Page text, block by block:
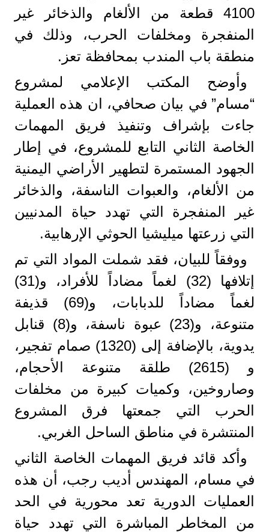
4100 قطعة من الألغام والذخائر غير
المنفجرة ومخلفات الحرب، وذلك في
منطقة باب المندب بمحافظة تعز.
وأوضح المكتب الإعلامي لمشروع
“مسام” في بيان صحافي، ان هذه العملية
جاءت بإشراف وتنفيذ فريق المهمات
الخاصة الثاني التابع للمشروع، في إطار
الجهود المستمرة لتطهير الأراضي اليمنية
من الألغام، والعبوات الناسفة، والذخائر
غير المنفجرة التي تهدد حياة المدنيين
التي زرعتها ميليشيا الحوثي الإرهابية.
ووفقاً للبيان، فقد شملت المواد التي تم
إتلافها (32) لغماً مضاداً للأفراد، و(31)
لغماً مضاداً للدبابات، و(69) قذيفة
متنوعة، و(23) عبوة ناسفة، و(8) قنابل
يدوية، بالإضافة إلى (1320) صمام تفجير،
و (2615) طلقة متنوعة الأحجام،
وصاروخين، وكميات كبيرة من مخلفات
الحرب التي جمعتها فرق المشروع
المنتشرة في مناطق الساحل الغربي.
وأكد قائد فريق المهمات الخاصة الثاني
في مسام، المهندس أديب رجب، أن هذه
العمليات الدورية تعد محورية في الحد
من المخاطر المباشرة التي تهدد حياة